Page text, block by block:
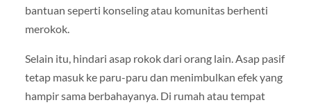
bantuan seperti konseling atau komunitas berhenti
merokok.
Selain itu, hindari asap rokok dari orang lain. Asap pasif
tetap masuk ke paru-paru dan menimbulkan efek yang
hampir sama berbahayanya. Di rumah atau tempat